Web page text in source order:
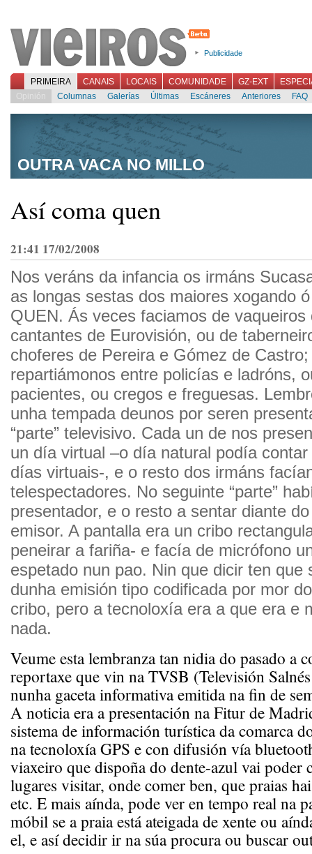
Publicidade
PRIMEIRA CANAIS LOCAIS COMUNIDADE GZ-EXT
Opinión
Columnas Galerías Últimas Escáneres Anteriores FAQ
OUTRA VACA NO MILLO
Así coma quen
21:41 17/02/2008
Nos veráns da infancia os irmáns
as longas sestas dos maiores xogando
QUEN. Ás veces faciamos de vaqueiros
cantantes de Eurovisión, ou de
choferes de Pereira e Gómez de
repartiámonos entre policías e ladróns,
pacientes, ou cregos e freguesas.
unha tempada deunos por seren
“parte” televisivo. Cada un de nos
un día virtual –o día natural podía
días virtuais-, e o resto dos irmáns
telespectadores. No seguinte “parte”
presentador, e o resto a sentar diante
emisor. A pantalla era un cribo
peneirar a fariña- e facía de micrófono
espetado nun pao. Nin que dicir ten que
dunha emisión tipo codificada por mor
cribo, pero a tecnoloxía era a que era e
nada.
Veume esta lembranza tan nidia do pasado a
reportaxe que vin na TVSB (Televisión
nunha gaceta informativa emitida na fin de
A noticia era a presentación na Fitur de
sistema de información turística da comarca
na tecnoloxía GPS e con difusión vía
viaxeiro que dispoña do dente-azul vai poder
lugares visitar, onde comer ben, que praias
etc. E mais aínda, pode ver en tempo real na
móbil se a praia está ateigada de xente ou
el, e así decidir ir na súa procura ou buscar